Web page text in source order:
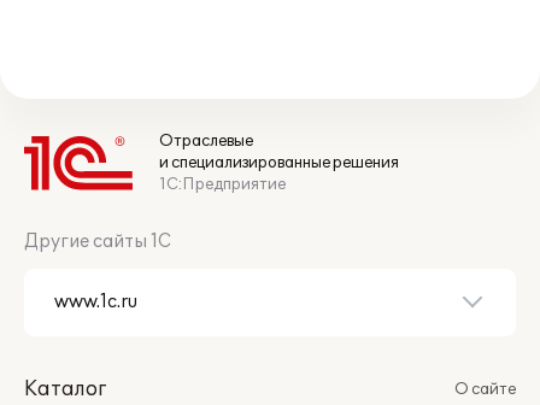
Отраслевые
и специализированные решения
1С:Предприятие
Другие сайты 1С
Каталог
О сайте